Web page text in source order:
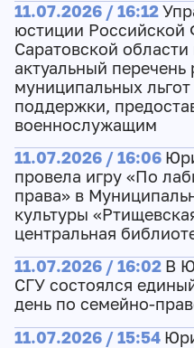
11.07.2026 / 16:12
юстиции Российской
Саратовской области
актуальный перечень
муниципальных
поддержки,
военнослужащим
11.07.2026 / 16:06
провела игру «По
права» в
культуры
центральная
11.07.2026 / 16:02 В
СГУ состоялся
день по семейно-
11.07.2026 / 15:54